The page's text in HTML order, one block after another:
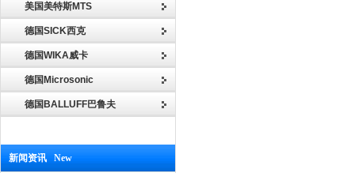
美国美特斯MTS
德国SICK西克
德国WIKA威卡
德国Microsonic
德国BALLUFF巴鲁夫
新闻资讯 New